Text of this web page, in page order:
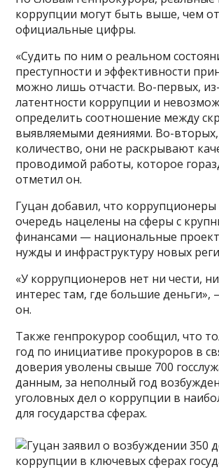
коррупции могут быть выше, чем
официальные цифры.
«Судить по ним о реальном
преступности и эффективности
можно лишь отчасти. Во-первых,
латентности коррупции и
определить соотношение между
выявляемыми деяниями. Во-
количество, они не раскрывают
проводимой работы, которое
отметил он.
Гуцан добавил, что
очередь нацелены на сферы с
финансами — национальные
нужды и инфраструктуру новых
«У коррупционеров нет ни чести,
интерес там, где большие деньги»,
он.
Также генпрокурор сообщил, что
год по инициативе прокуроров в
доверия уволены свыше 700
данным, за неполный год
уголовных дел о коррупции в
для государства сферах.